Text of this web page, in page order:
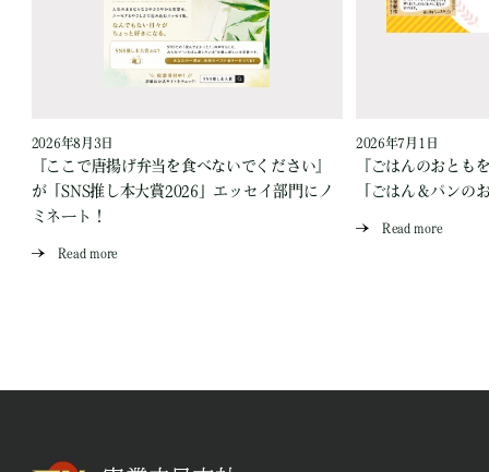
2026年8月3日
『ここで唐揚げ弁当を食べないでください』
が「SNS推し本大賞2026」エッセイ部門にノ
ミネート！
Read more
2026年7月1日
『ごはんのおとも
「ごはん＆パンの
Read more